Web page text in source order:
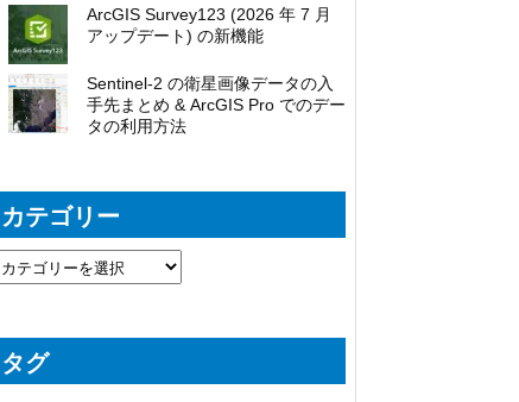
ArcGIS Survey123 (2026 年 7 月
アップデート) の新機能
Sentinel-2 の衛星画像データの入
手先まとめ & ArcGIS Pro でのデー
タの利用方法
カテゴリー
タグ